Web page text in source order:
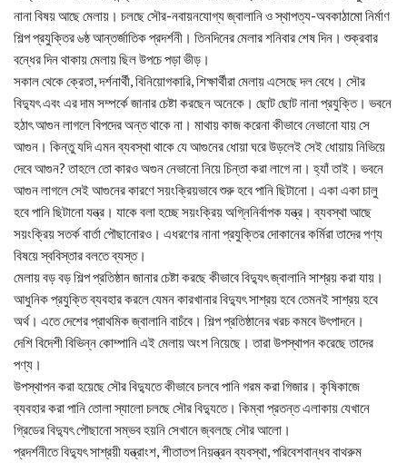
নানা বিষয় আছে মেলায়। চলছে সৌর-নবায়নযোগ্য জ্বালানি ও স্থাপত্য-অবকাঠামো নির্মাণ
শিল্প প্রযুক্তির ৬ষ্ঠ আন্তর্জাতিক প্রদর্শনী। তিনদিনের মেলার শনিবার শেষ দিন। শুক্রবার
বন্ধের দিন থাকায় মেলায় ছিল উপচে পড়া ভীড়।
সকাল থেকে ক্রেতা, দর্শনার্থী, বিনিয়োগকারি, শিক্ষার্থীরা মেলায় এসেছে দল বেধে। সৌর
বিদ্যুৎ এবং এর দাম সম্পর্কে জানার চেষ্টা করছেন অনেকে। ছোট ছোট নানা প্রযুক্তি। ভবনে
হঠাৎ আগুন লাগলে বিপদের অন্ত থাকে না। মাথায় কাজ করেনা কীভাবে নেভানো যায় সে
আগুন। কিন্তু যদি এমন ব্যবস্থা থাকে যে আগুনের ধোয়া ঘরে উড়লেই সেই ধোয়ায় নিভিয়ে
দেবে আগুন? তাহলে তো কারও অগুন নেভানো নিয়ে চিন্তা করা লাগে না। হ্যাঁ তাই। ভবনে
আগুন লাগলে সেই আগুনের কারণে সয়ংক্রিয়ভাবে শুরু হবে পানি ছিটানো। একা একা চালু
হবে পানি ছিটানো যন্ত্র। যাকে বলা হচ্ছে সয়ংক্রিয় অগ্নিনির্বাপক যন্ত্র। ব্যবস্থা আছে
সয়ংক্রিয় সতর্ক বার্তা পৌছানোরও। এধরণের নানা প্রযুক্তির দোকানের কর্মিরা তাদের পণ্য
বিষয়ে স্ববিস্তার বলতে ব্যস্ত।
মেলায় বড় বড় শিল্প প্রতিষ্ঠান জানার চেষ্টা করছে কীভাবে বিদ্যুৎ জ্বালানি সাশ্রয় করা যায়।
আধুনিক প্রযুক্তি ব্যবহার করলে যেমন কারখানার বিদ্যুৎ সাশ্রয় হবে তেমনই সাশ্রয় হবে
অর্থ। এতে দেশের প্রাথমিক জ্বালানি বাচঁবে। শিল্প প্রতিষ্ঠানের খরচ কমবে উৎপাদনে।
দেশি বিদেশী বিভিন্ন কোম্পানি এই মেলায় অংশ নিয়েছে। তারা উপস্থাপন করেছে তাদের
পণ্য।
উপস্থাপন করা হয়েছে সৌর বিদ্যুতে কীভাবে চলবে পানি গরম করা গিজার। কৃষিকাজে
ব্যবহার করা পানি তোলা স্যালো চলছে সৌর বিদ্যুতে। কিম্বা প্রতন্ত এলাকায় যেখানে
গ্রিডের বিদ্যুৎ পৌছানো সম্ভব হয়নি সেখানে জ্বলছে সৌর আলো।
প্রদর্শনীতে বিদ্যুৎ সাশ্রয়ী যন্ত্রাংশ, শীতাতপ নিয়ন্ত্রন ব্যবস্থা, পরিবেশবান্ধব বাথরুম